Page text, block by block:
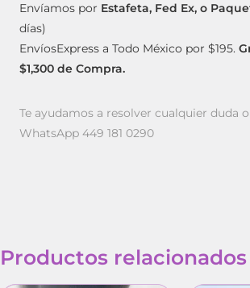
Envíamos por Estafeta, Fed Ex, o
días)
EnvíosExpress a Todo México por $195.
$1,300 de Compra.
Te ayudamos a resolver cualquier duda
WhatsApp 449 181 0290
Productos relacionados